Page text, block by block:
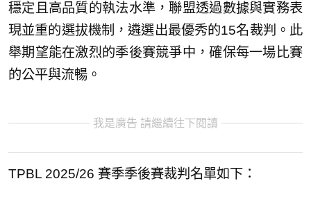
穩定且高品質的執法水準，聯盟透過數據與實務表
現並重的選拔機制，遴選出最優秀的15名裁判。此
舉期望能在激烈的季後賽競爭中，確保每一場比賽
的公平與流暢。
我是廣告 請繼續往下閱讀
TPBL 2025/26 賽季季後賽裁判名單如下：